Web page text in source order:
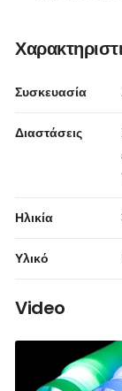
Συσκευασία
Διαστάσεις
Ηλικία
Υλικό
Video